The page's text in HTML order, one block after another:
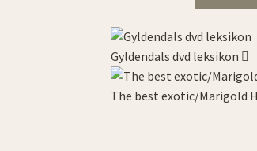
Gyldendals dvd leksikon
The best exotic/Marigold